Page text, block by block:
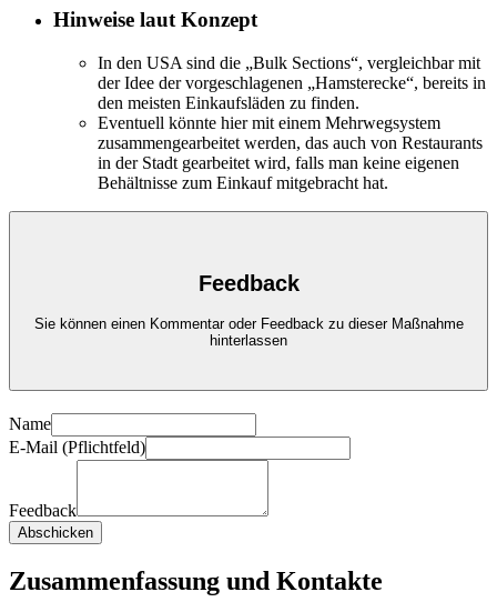
Hinweise laut Konzept
In den USA sind die „Bulk Sections“, vergleichbar mit
der Idee der vorgeschlagenen „Hamsterecke“, bereits in
den meisten Einkaufsläden zu finden.
Eventuell könnte hier mit einem Mehrwegsystem
zusammengearbeitet werden, das auch von Restaurants
in der Stadt gearbeitet wird, falls man keine eigenen
Behältnisse zum Einkauf mitgebracht hat.
Feedback
Sie können einen Kommentar oder Feedback zu dieser Maßnahme
hinterlassen
Name
E-Mail (Pflichtfeld)
Feedback
Abschicken
Zusammenfassung und Kontakte